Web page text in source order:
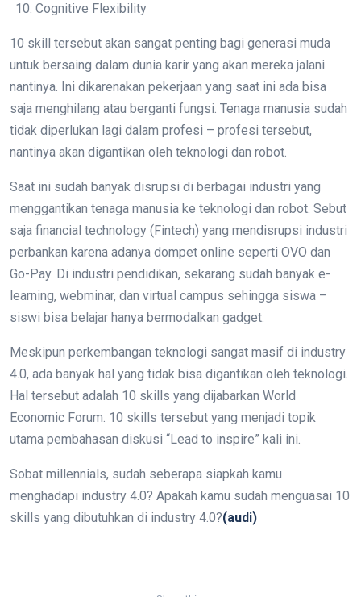
Cognitive Flexibility
10 skill tersebut akan sangat penting bagi generasi muda
untuk bersaing dalam dunia karir yang akan mereka jalani
nantinya. Ini dikarenakan pekerjaan yang saat ini ada bisa
saja menghilang atau berganti fungsi. Tenaga manusia sudah
tidak diperlukan lagi dalam profesi – profesi tersebut,
nantinya akan digantikan oleh teknologi dan robot.
Saat ini sudah banyak disrupsi di berbagai industri yang
menggantikan tenaga manusia ke teknologi dan robot. Sebut
saja financial technology (Fintech) yang mendisrupsi industri
perbankan karena adanya dompet online seperti OVO dan
Go-Pay. Di industri pendidikan, sekarang sudah banyak e-
learning, webminar, dan virtual campus sehingga siswa –
siswi bisa belajar hanya bermodalkan gadget.
Meskipun perkembangan teknologi sangat masif di industry
4.0, ada banyak hal yang tidak bisa digantikan oleh teknologi.
Hal tersebut adalah 10 skills yang dijabarkan World
Economic Forum. 10 skills tersebut yang menjadi topik
utama pembahasan diskusi “Lead to inspire” kali ini.
Sobat millennials, sudah seberapa siapkah kamu
menghadapi industry 4.0? Apakah kamu sudah menguasai 10
skills yang dibutuhkan di industry 4.0?(audi)